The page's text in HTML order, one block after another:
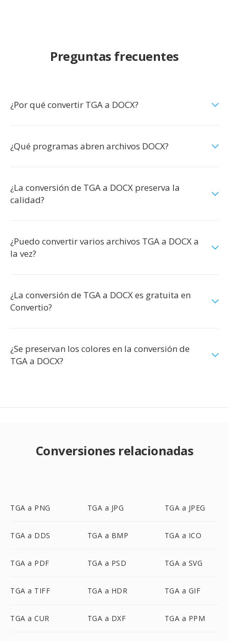
Preguntas frecuentes
¿Por qué convertir TGA a DOCX?
¿Qué programas abren archivos DOCX?
¿La conversión de TGA a DOCX preserva la
calidad?
¿Puedo convertir varios archivos TGA a DOCX a
la vez?
¿La conversión de TGA a DOCX es gratuita en
Convertio?
¿Se preservan los colores en la conversión de
TGA a DOCX?
Conversiones relacionadas
TGA a PNG TGA a JPG TGA a JPEG
TGA a DDS TGA a BMP TGA a ICO
TGA a PDF TGA a PSD TGA a SVG
TGA a TIFF TGA a HDR TGA a GIF
TGA a CUR TGA a DXF TGA a PPM